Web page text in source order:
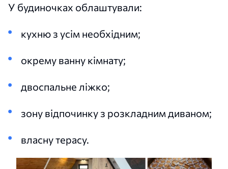
У будиночках облаштували:
кухню з усім необхідним;
окрему ванну кімнату;
двоспальне ліжко;
зону відпочинку з розкладним диваном;
власну терасу.